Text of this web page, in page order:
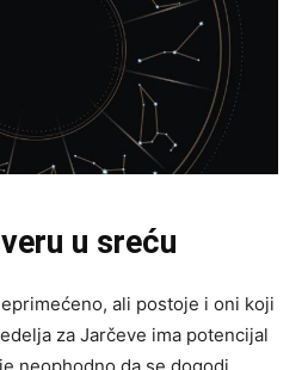
u sreću
ali postoje i oni koji
za Jarčeve ima potencijal